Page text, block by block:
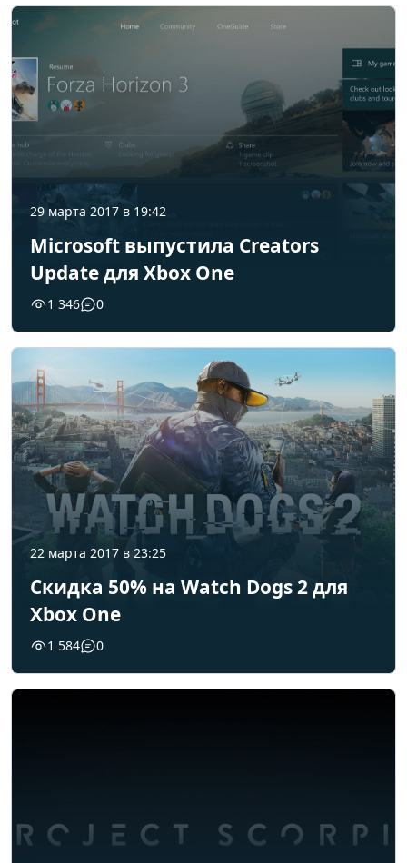
29 марта 2017 в 19:42
Microsoft выпустила Creators
Update для Xbox One
1 346 0
22 марта 2017 в 23:25
Скидка 50% на Watch Dogs 2 для
Xbox One
1 584 0